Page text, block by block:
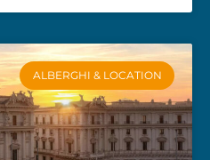
ALBERGHI & LOCATION